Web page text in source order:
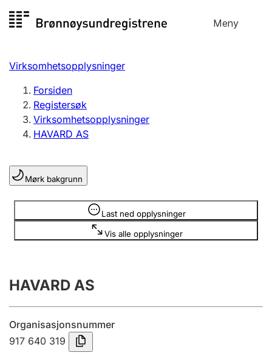
til
Meny
Registersøk
Aksjeselskap
Enkeltpersonforetak
Registrere, endre, slette
Lag og forening
Registrere, endre, slette
Innsending og forsinkelsesgebyr
Tinglysing
Virksomhetsopplysninger
Forsiden
Registersøk
Virksomhetsopplysninger
HAVARD AS
Mørk bakgrunn
Last ned opplysninger
Vis alle opplysninger
Opplysninger er skjult
HAVARD AS
Organisasjonsnummer
917 640 319